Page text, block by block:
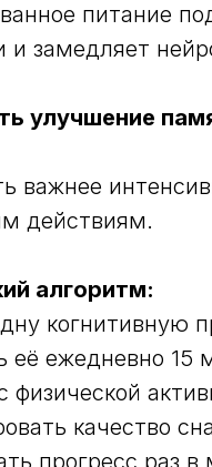
питание
и замедляет
улучшение
важнее
действиям.
алгоритм:
когнитивную
её ежедневно 15
физической
качество
прогресс раз в